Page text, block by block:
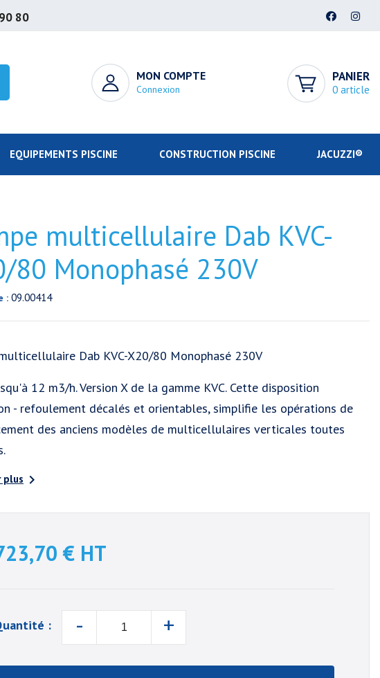
80
MON COMPTE
Connexion
PANIER
0 article
EQUIPEMENTS PISCINE CONSTRUCTION PISCINE JACUZZI®
multicellulaire Dab KVC-
80 Monophasé 230V
: 09.00414
Dab KVC-X20/80 Monophasé 230V
12 m3/h. Version X de la gamme KVC. Cette disposition
- refoulement décalés et orientables, simplifie les opérations de
des anciens modèles de multicellulaires verticales toutes
plus 
€ HT
: - +